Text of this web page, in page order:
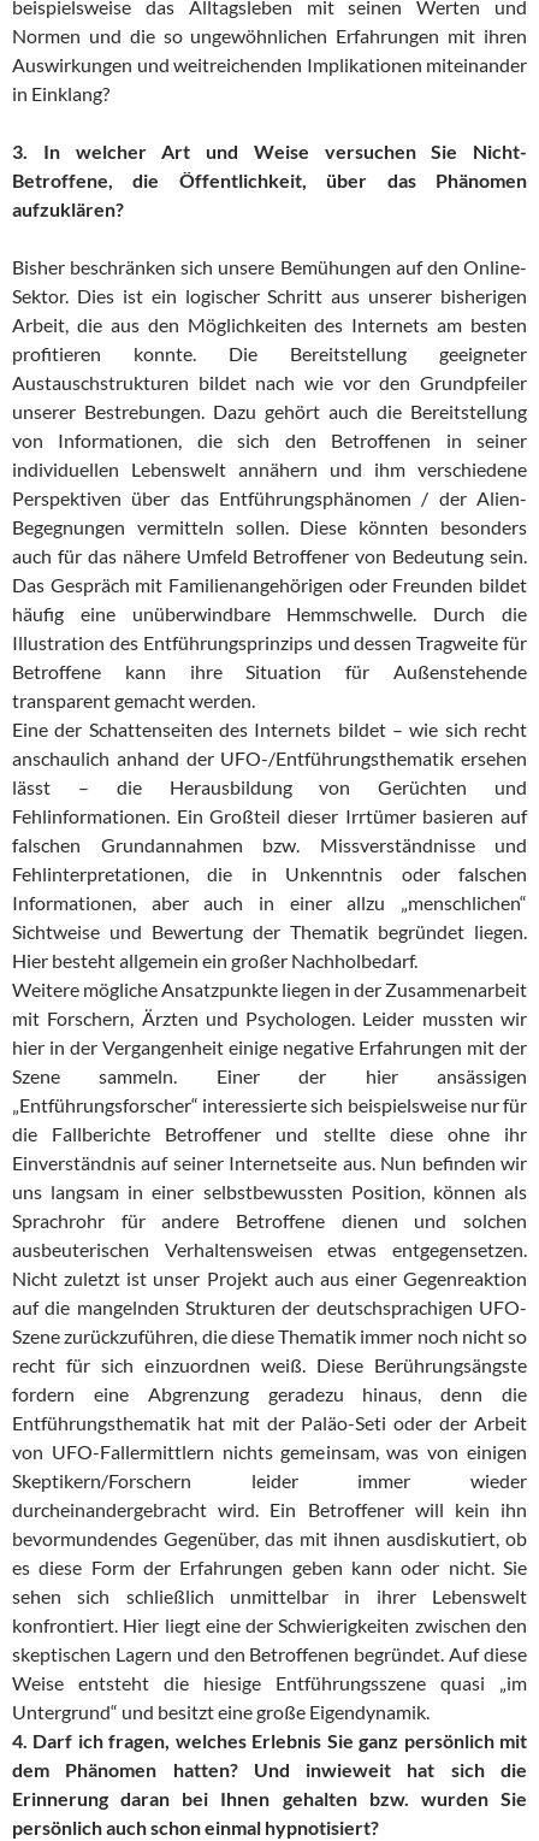
beispielsweise das Alltagsleben mit seinen Werten und
Normen und die so ungewöhnlichen Erfahrungen mit ihren
Auswirkungen und weitreichenden Implikationen miteinander
in Einklang?
3. In welcher Art und Weise versuchen Sie Nicht-
Betroffene, die Öffentlichkeit, über das Phänomen
aufzuklären?
Bisher beschränken sich unsere Bemühungen auf den Online-
Sektor. Dies ist ein logischer Schritt aus unserer bisherigen
Arbeit, die aus den Möglichkeiten des Internets am besten
profitieren konnte. Die Bereitstellung geeigneter
Austauschstrukturen bildet nach wie vor den Grundpfeiler
unserer Bestrebungen. Dazu gehört auch die Bereitstellung
von Informationen, die sich den Betroffenen in seiner
individuellen Lebenswelt annähern und ihm verschiedene
Perspektiven über das Entführungsphänomen / der Alien-
Begegnungen vermitteln sollen. Diese könnten besonders
auch für das nähere Umfeld Betroffener von Bedeutung sein.
Das Gespräch mit Familienangehörigen oder Freunden bildet
häufig eine unüberwindbare Hemmschwelle. Durch die
Illustration des Entführungsprinzips und dessen Tragweite für
Betroffene kann ihre Situation für Außenstehende
transparent gemacht werden.
Eine der Schattenseiten des Internets bildet – wie sich recht
anschaulich anhand der UFO-/Entführungsthematik ersehen
lässt – die Herausbildung von Gerüchten und
Fehlinformationen. Ein Großteil dieser Irrtümer basieren auf
falschen Grundannahmen bzw. Missverständnisse und
Fehlinterpretationen, die in Unkenntnis oder falschen
Informationen, aber auch in einer allzu „menschlichen“
Sichtweise und Bewertung der Thematik begründet liegen.
Hier besteht allgemein ein großer Nachholbedarf.
Weitere mögliche Ansatzpunkte liegen in der Zusammenarbeit
mit Forschern, Ärzten und Psychologen. Leider mussten wir
hier in der Vergangenheit einige negative Erfahrungen mit der
Szene sammeln. Einer der hier ansässigen
„Entführungsforscher“ interessierte sich beispielsweise nur für
die Fallberichte Betroffener und stellte diese ohne ihr
Einverständnis auf seiner Internetseite aus. Nun befinden wir
uns langsam in einer selbstbewussten Position, können als
Sprachrohr für andere Betroffene dienen und solchen
ausbeuterischen Verhaltensweisen etwas entgegensetzen.
Nicht zuletzt ist unser Projekt auch aus einer Gegenreaktion
auf die mangelnden Strukturen der deutschsprachigen UFO-
Szene zurückzuführen, die diese Thematik immer noch nicht so
recht für sich einzuordnen weiß. Diese Berührungsängste
fordern eine Abgrenzung geradezu hinaus, denn die
Entführungsthematik hat mit der Paläo-Seti oder der Arbeit
von UFO-Fallermittlern nichts gemeinsam, was von einigen
Skeptikern/Forschern leider immer wieder
durcheinandergebracht wird. Ein Betroffener will kein ihn
bevormundendes Gegenüber, das mit ihnen ausdiskutiert, ob
es diese Form der Erfahrungen geben kann oder nicht. Sie
sehen sich schließlich unmittelbar in ihrer Lebenswelt
konfrontiert. Hier liegt eine der Schwierigkeiten zwischen den
skeptischen Lagern und den Betroffenen begründet. Auf diese
Weise entsteht die hiesige Entführungsszene quasi „im
Untergrund“ und besitzt eine große Eigendynamik.
4. Darf ich fragen, welches Erlebnis Sie ganz persönlich mit
dem Phänomen hatten? Und inwieweit hat sich die
Erinnerung daran bei Ihnen gehalten bzw. wurden Sie
persönlich auch schon einmal hypnotisiert?